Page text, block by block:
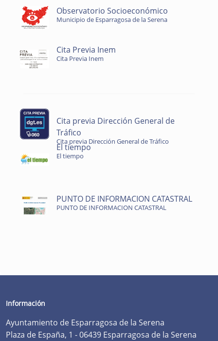
Observatorio Socioeconómico
Municipio de Esparragosa de la Serena
Cita Previa Inem
Cita Previa Inem
Cita previa Dirección General de
Tráfico
Cita previa Dirección General de Tráfico
El tiempo
El tiempo
PUNTO DE INFORMACION CATASTRAL
PUNTO DE INFORMACION CATASTRAL
Información
Ayuntamiento de Esparragosa de la Serena
Plaza de España, 1 - 06439 Esparragosa de la Serena